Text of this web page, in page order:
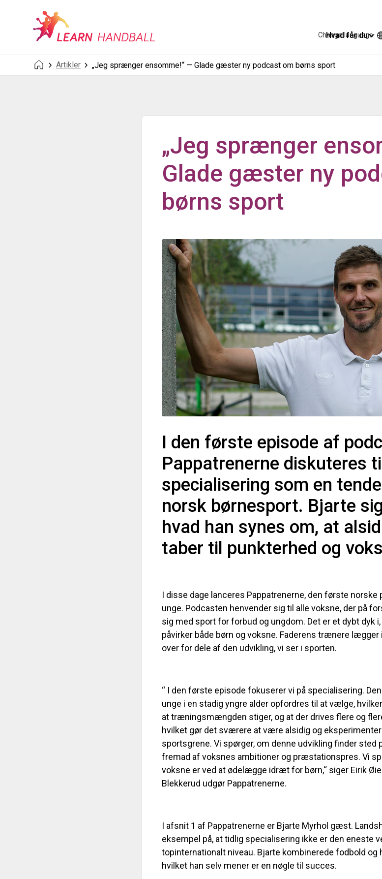
Hvad får du
Change language
Artikler „Jeg sprænger ensomme!“ — Glade gæster ny podcast om børns sport
„Jeg sprænger
Glade gæster ny
børns sport
I den første episode af
Pappatrenerne diskuteres
specialisering som en
norsk børnesport. Bjarte
hvad han synes om, at
taber til punkterhed og
I disse dage lanceres Pappatrenerne, den første
unge. Podcasten henvender sig til alle voksne, der på
sig med sport for forbud og ungdom. Det er et dybt dyk
påvirker både børn og voksne. Faderens trænere lægger
over for dele af den udvikling, vi ser i sporten.
“ I den første episode fokuserer vi på specialisering.
unge i en stadig yngre alder opfordres til at vælge,
at træningsmængden stiger, og at der drives flere og
hvilket gør det sværere at være alsidig og
sportsgrene. Vi spørger, om denne udvikling finder sted
fremad af voksnes ambitioner og præstationspres. Vi
voksne er ved at ødelægge idræt for børn,“ siger Eirik
Blekkerud udgør Pappatrenerne.
I afsnit 1 af Pappatrenerne er Bjarte Myrhol gæst.
eksempel på, at tidlig specialisering ikke er den eneste
topinternationalt niveau. Bjarte kombinerede fodbold og
hvilket han selv mener er en nøgle til succes.